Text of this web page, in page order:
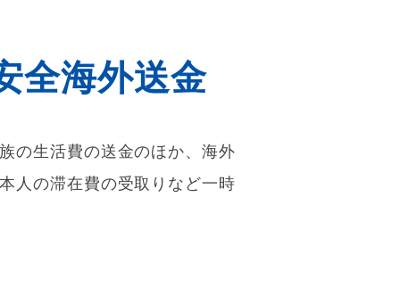
全海外送金
の生活費の送金のほか、海外
人の滞在費の受取りなど一時